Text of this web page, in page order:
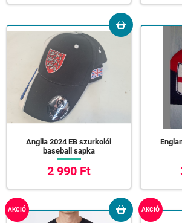
Anglia 2024 EB szurkolói
baseball sapka
2 990 Ft
AKCIÓ AKCIÓ